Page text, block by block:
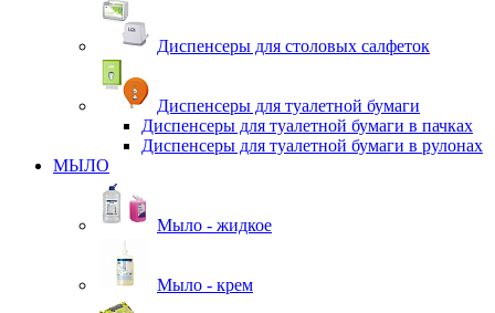
Диспенсеры для столовых салфеток
Диспенсеры для туалетной бумаги
Диспенсеры для туалетной бумаги в пачках
Диспенсеры для туалетной бумаги в рулонах
МЫЛО
Мыло - жидкое
Мыло - крем